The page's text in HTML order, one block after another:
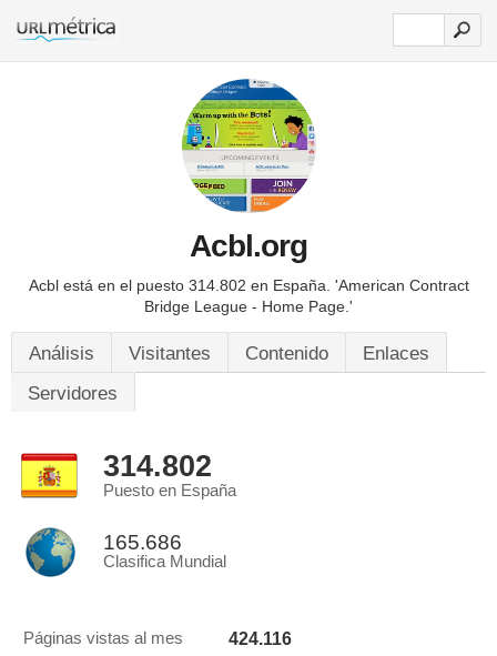
Acbl.org
Acbl está en el puesto 314.802 en España. 'American Contract
Bridge League - Home Page.'
Análisis Visitantes Contenido
Enlaces
Servidores
314.802
Puesto en España
165.686
Clasifica Mundial
Páginas vistas al mes 424.116